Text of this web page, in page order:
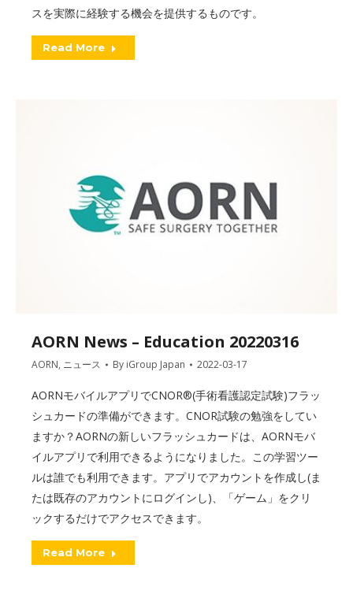
スを実際に経験する機会を提供するものです。
Read More
AORN News – Education 20220316
AORN, ニュース By iGroup Japan 2022-03-17
AORNモバイルアプリでCNOR®(手術看護認定試験)フラッ
シュカードの準備ができます。CNOR試験の勉強をしてい
ますか？AORNの新しいフラッシュカードは、AORNモバ
イルアプリで利用できるようになりました。この学習ツー
ルは誰でも利用できます。アプリでアカウントを作成し(ま
たは既存のアカウントにログインし)、「ゲーム」をクリ
ックするだけでアクセスできます。
Read More